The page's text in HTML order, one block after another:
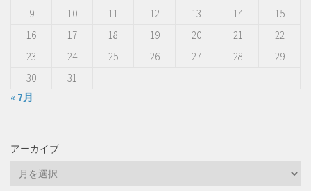
9
10 11 12 13 14
15
16
17 18 19 20 21
22
23
24 25 26 27 28
29
30
31
« 7月
アーカイブ